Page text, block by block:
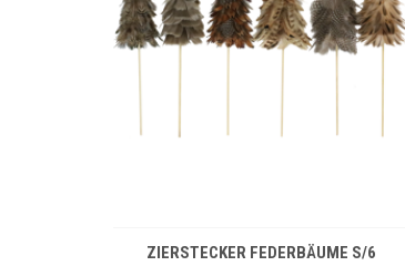
ZIERSTECKER FEDERBÄUME S/6